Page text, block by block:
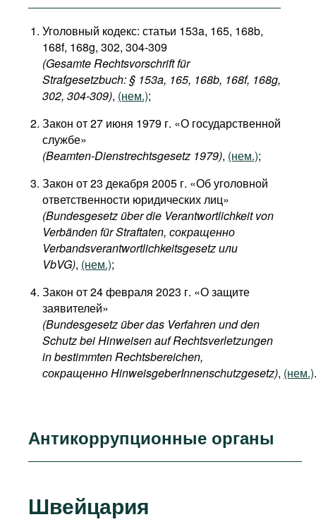
Уголовный кодекс: статьи 153a, 165, 168b,
168f, 168g, 302, 304-309
(Gesamte Rechtsvorschrift für
Strafgesetzbuch: § 153a, 165, 168b, 168f, 168g,
302, 304-309), (нем.);
Закон от 27 июня 1979 г. «О государственной
службе»
(Beamten-Dienstrechtsgesetz 1979), (нем.);
Закон от 23 декабря 2005 г. «Об уголовной
ответственности юридических лиц»
(Bundesgesetz über die Verantwortlichkeit von
Verbänden für Straftaten, сокращенно
Verbandsverantwortlichkeitsgesetz или
VbVG), (нем.);
Закон от 24 февраля 2023 г. «О защите
заявителей»
(Bundesgesetz über das Verfahren und den
Schutz bei Hinweisen auf Rechtsverletzungen
in bestimmten Rechtsbereichen,
сокращенно HinweisgeberInnenschutzgesetz), (нем.).
Антикоррупционные органы
Швейцария